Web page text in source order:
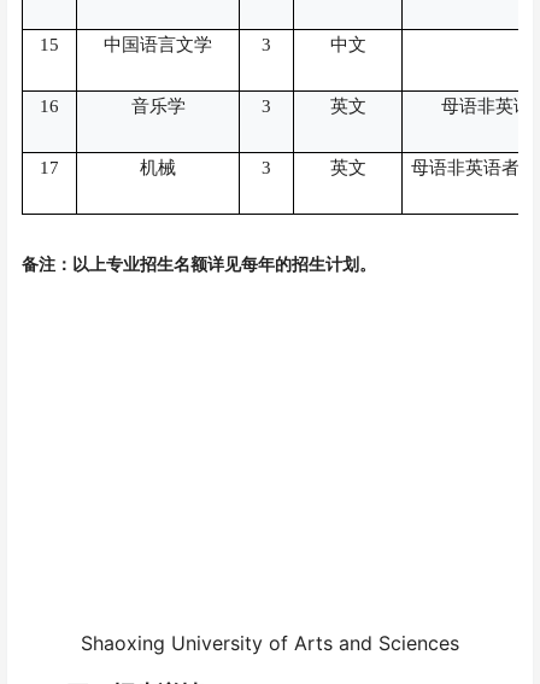
15 中国语言文学 3 中文
16 音乐学 3 英文 母语非英语
17 机械 3 英文 母语非英语者
备注：以上专业招生名额详见每年的招生计划。
Shaoxing University of Arts and Sciences